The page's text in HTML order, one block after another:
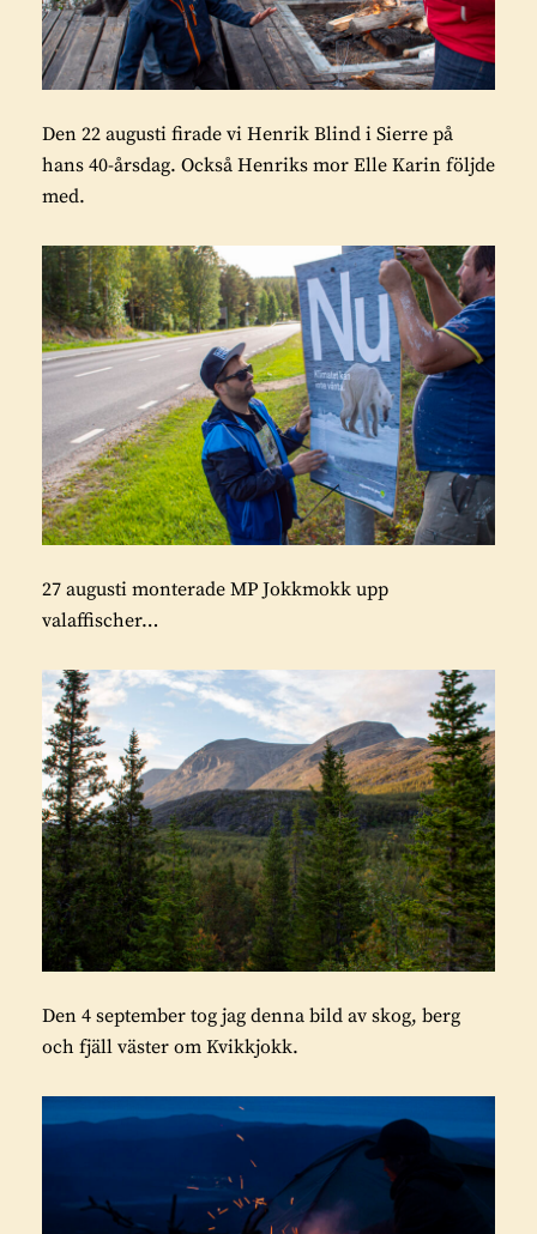
Den 22 augusti firade vi Henrik Blind i Sierre på
hans 40-årsdag. Också Henriks mor Elle Karin följde
med.
27 augusti monterade MP Jokkmokk upp
valaffischer…
Den 4 september tog jag denna bild av skog, berg
och fjäll väster om Kvikkjokk.